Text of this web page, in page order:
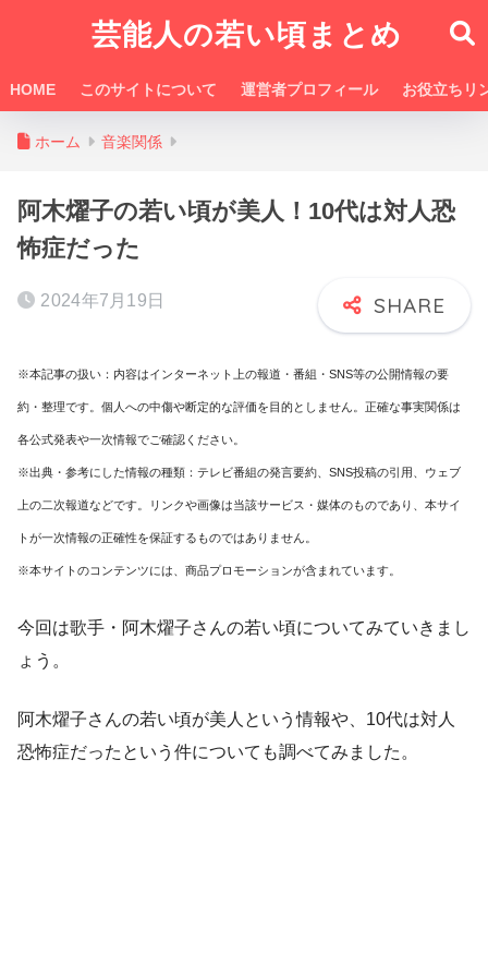
芸能人の若い頃まとめ
HOME このサイトについて 運営者プロフィール お役立ちリ
ホーム 音楽関係
阿木燿子の若い頃が美人！10代は対人恐
怖症だった
2024年7月19日
※本記事の扱い：内容はインターネット上の報道・番組・SNS等の公開情報の要
約・整理です。個人への中傷や断定的な評価を目的としません。正確な事実関係は
各公式発表や一次情報でご確認ください。
※出典・参考にした情報の種類：テレビ番組の発言要約、SNS投稿の引用、ウェブ
上の二次報道などです。リンクや画像は当該サービス・媒体のものであり、本サイ
トが一次情報の正確性を保証するものではありません。
※本サイトのコンテンツには、商品プロモーションが含まれています。
今回は歌手・阿木燿子さんの若い頃についてみていきまし
ょう。
阿木燿子さんの若い頃が美人という情報や、10代は対人
恐怖症だったという件についても調べてみました。